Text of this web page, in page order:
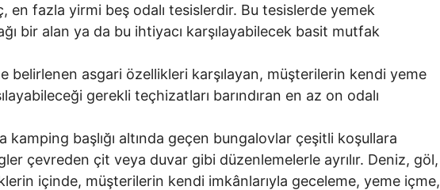
en fazla yirmi beş odalı tesislerdir. Bu tesislerde yemek
bir alan ya da bu ihtiyacı karşılayabilecek basit mutfak
belirlenen asgari özellikleri karşılayan, müşterilerin kendi yeme
gerekli teçhizatları barındıran en az on odalı
kamping başlığı altında geçen bungalovlar çeşitli koşullara
çevreden çit veya duvar gibi düzenlemelerle ayrılır. Deniz, göl,
içinde, müşterilerin kendi imkânlarıyla geceleme, yeme içme,